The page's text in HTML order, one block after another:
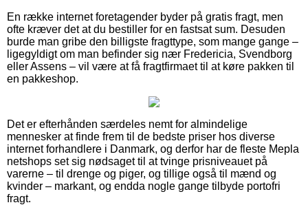
En række internet foretagender byder på gratis fragt, men
ofte kræver det at du bestiller for en fastsat sum. Desuden
burde man gribe den billigste fragttype, som mange gange –
ligegyldigt om man befinder sig nær Fredericia, Svendborg
eller Assens – vil være at få fragtfirmaet til at køre pakken til
en pakkeshop.
Det er efterhånden særdeles nemt for almindelige
mennesker at finde frem til de bedste priser hos diverse
internet forhandlere i Danmark, og derfor har de fleste Mepla
netshops set sig nødsaget til at tvinge prisniveauet på
varerne – til drenge og piger, og tillige også til mænd og
kvinder – markant, og endda nogle gange tilbyde portofri
fragt.